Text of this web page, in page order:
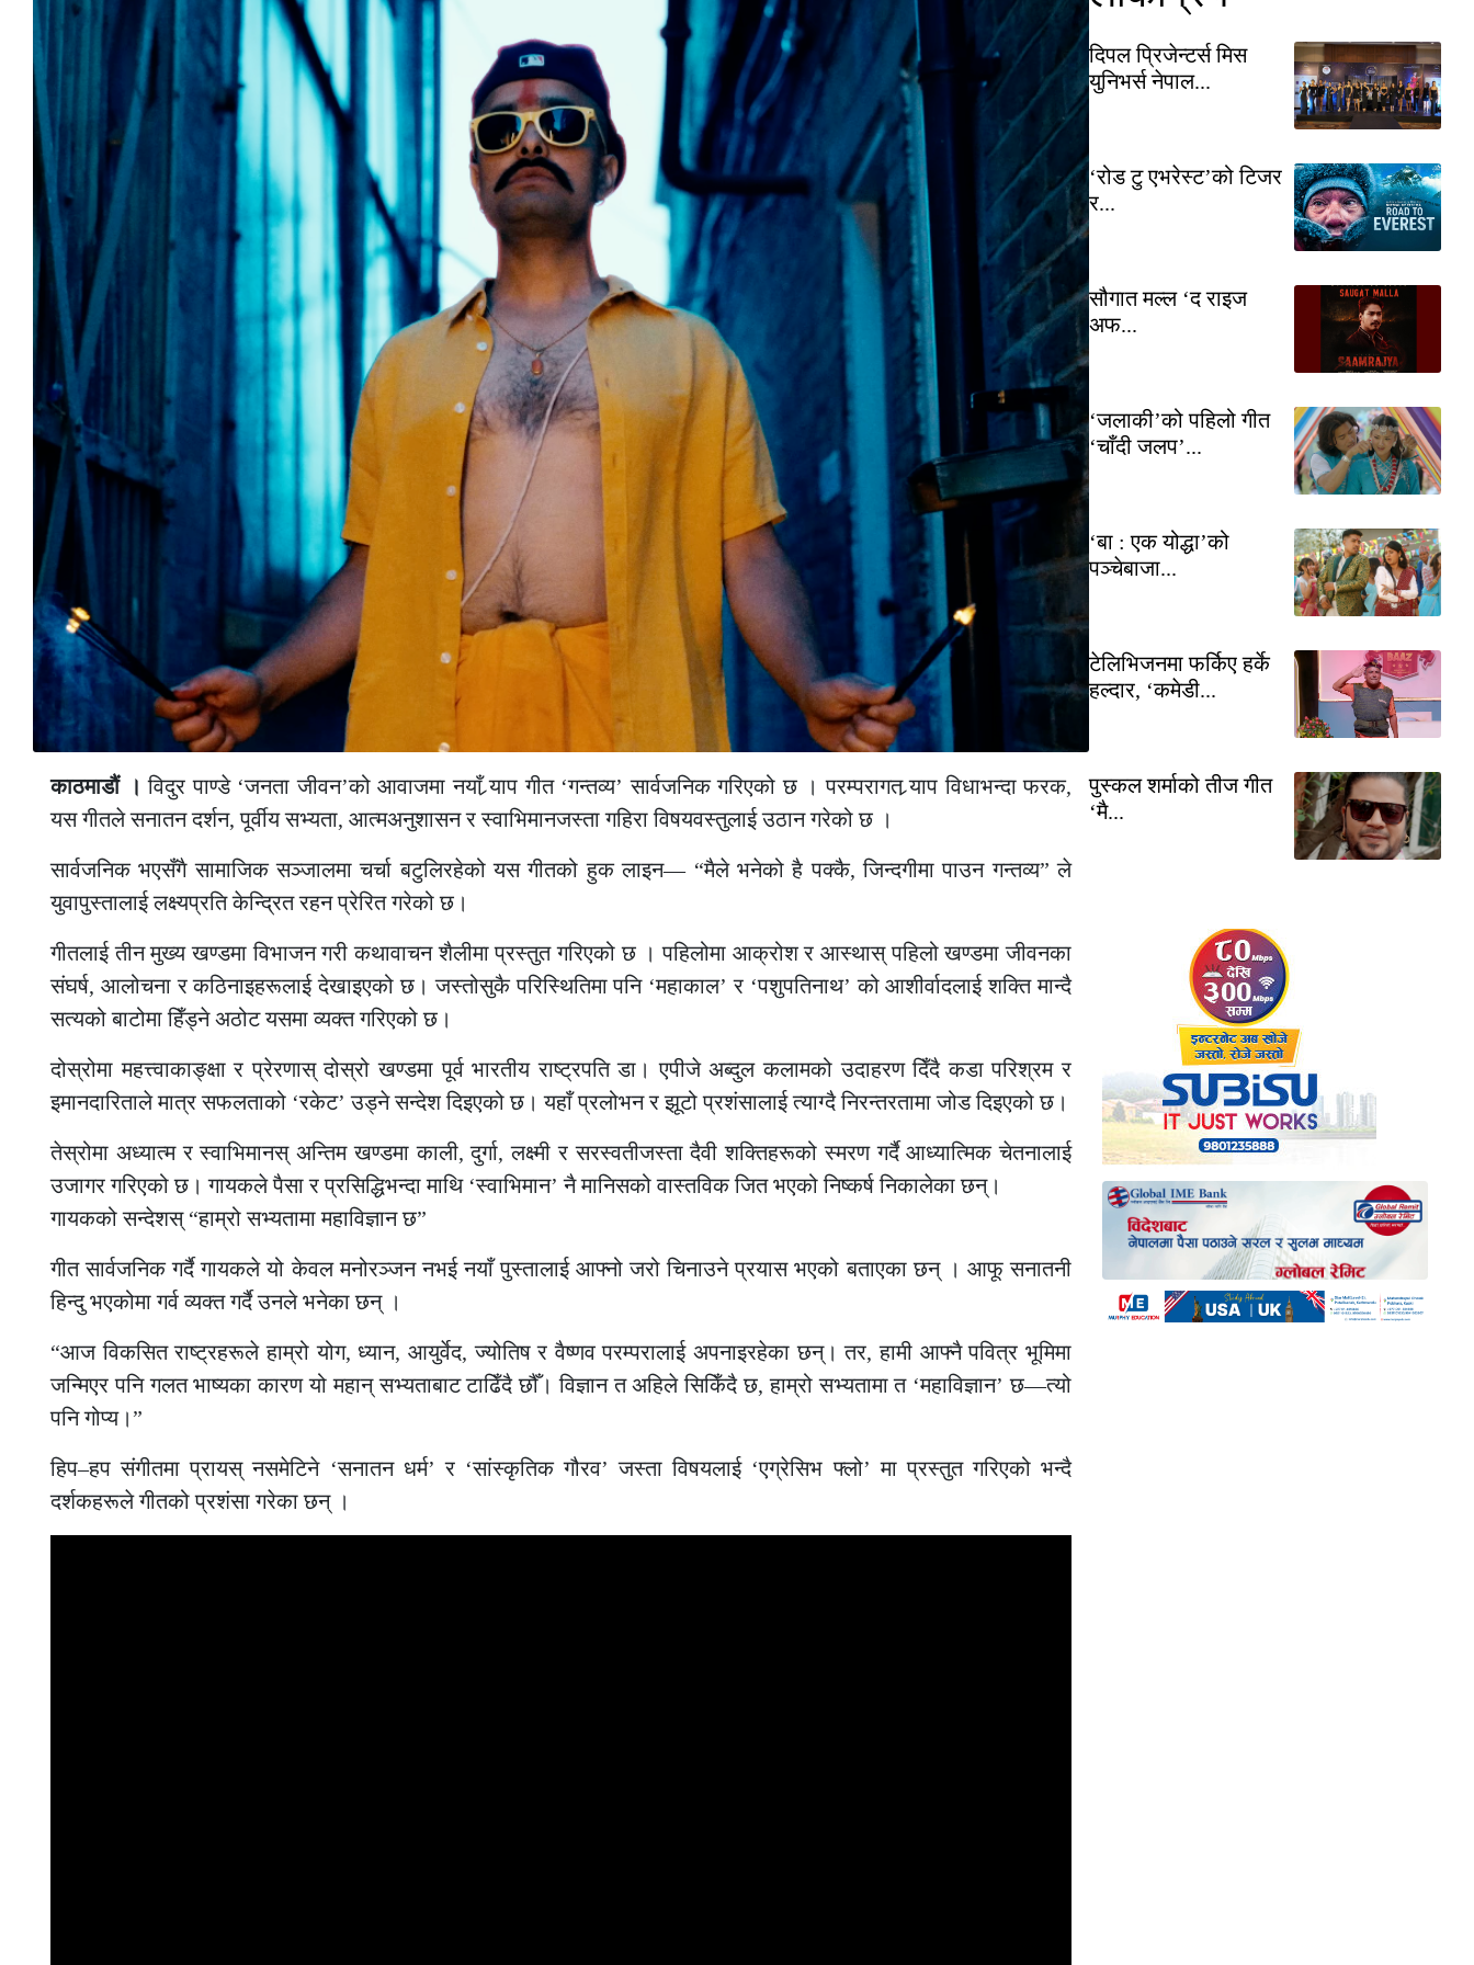
काठमाडौं । विदुर पाण्डे ‘जनता जीवन’को आवाजमा नयाँ र्‍याप गीत ‘गन्तव्य’ सार्वजनिक गरिएको छ । परम्परागत र्‍याप विधाभन्दा फरक,
यस गीतले सनातन दर्शन, पूर्वीय सभ्यता, आत्मअनुशासन र स्वाभिमानजस्ता गहिरा विषयवस्तुलाई उठान गरेको छ ।
सार्वजनिक भएसँगै सामाजिक सञ्जालमा चर्चा बटुलिरहेको यस गीतको हुक लाइन— “मैले भनेको है पक्कै, जिन्दगीमा पाउन गन्तव्य” ले
युवापुस्तालाई लक्ष्यप्रति केन्द्रित रहन प्रेरित गरेको छ।
गीतलाई तीन मुख्य खण्डमा विभाजन गरी कथावाचन शैलीमा प्रस्तुत गरिएको छ । पहिलोमा आक्रोश र आस्थास् पहिलो खण्डमा जीवनका
संघर्ष, आलोचना र कठिनाइहरूलाई देखाइएको छ। जस्तोसुकै परिस्थितिमा पनि ‘महाकाल’ र ‘पशुपतिनाथ’ को आशीर्वादलाई शक्ति मान्दै
सत्यको बाटोमा हिँड्ने अठोट यसमा व्यक्त गरिएको छ।
दोस्रोमा महत्त्वाकाङ्क्षा र प्रेरणास् दोस्रो खण्डमा पूर्व भारतीय राष्ट्रपति डा। एपीजे अब्दुल कलामको उदाहरण दिँदै कडा परिश्रम र
इमानदारिताले मात्र सफलताको ‘रकेट’ उड्ने सन्देश दिइएको छ। यहाँ प्रलोभन र झूटो प्रशंसालाई त्याग्दै निरन्तरतामा जोड दिइएको छ।
तेस्रोमा अध्यात्म र स्वाभिमानस् अन्तिम खण्डमा काली, दुर्गा, लक्ष्मी र सरस्वतीजस्ता दैवी शक्तिहरूको स्मरण गर्दै आध्यात्मिक चेतनालाई
उजागर गरिएको छ। गायकले पैसा र प्रसिद्धिभन्दा माथि ‘स्वाभिमान’ नै मानिसको वास्तविक जित भएको निष्कर्ष निकालेका छन्।
गायकको सन्देशस् “हाम्रो सभ्यतामा महाविज्ञान छ”
गीत सार्वजनिक गर्दै गायकले यो केवल मनोरञ्जन नभई नयाँ पुस्तालाई आफ्नो जरो चिनाउने प्रयास भएको बताएका छन् । आफू सनातनी
हिन्दु भएकोमा गर्व व्यक्त गर्दै उनले भनेका छन् ।
“आज विकसित राष्ट्रहरूले हाम्रो योग, ध्यान, आयुर्वेद, ज्योतिष र वैष्णव परम्परालाई अपनाइरहेका छन्। तर, हामी आफ्नै पवित्र भूमिमा
जन्मिएर पनि गलत भाष्यका कारण यो महान् सभ्यताबाट टाढिँदै छौँ। विज्ञान त अहिले सिकिँदै छ, हाम्रो सभ्यतामा त ‘महाविज्ञान’ छ—त्यो
पनि गोप्य।”
हिप–हप संगीतमा प्रायस् नसमेटिने ‘सनातन धर्म’ र ‘सांस्कृतिक गौरव’ जस्ता विषयलाई ‘एग्रेसिभ फ्लो’ मा प्रस्तुत गरिएको भन्दै
दर्शकहरूले गीतको प्रशंसा गरेका छन् ।
दिपल प्रिजेन्टर्स मिस
युनिभर्स नेपाल...
‘रोड टु एभरेस्ट’को टिजर
र...
सौगात मल्ल ‘द राइज
अफ...
‘जलाकी’को पहिलो गीत
‘चाँदी जलप’...
‘बा : एक योद्धा’को
पञ्चेबाजा...
टेलिभिजनमा फर्किए हर्के
हल्दार, ‘कमेडी...
पुस्कल शर्माको तीज गीत
‘मै...